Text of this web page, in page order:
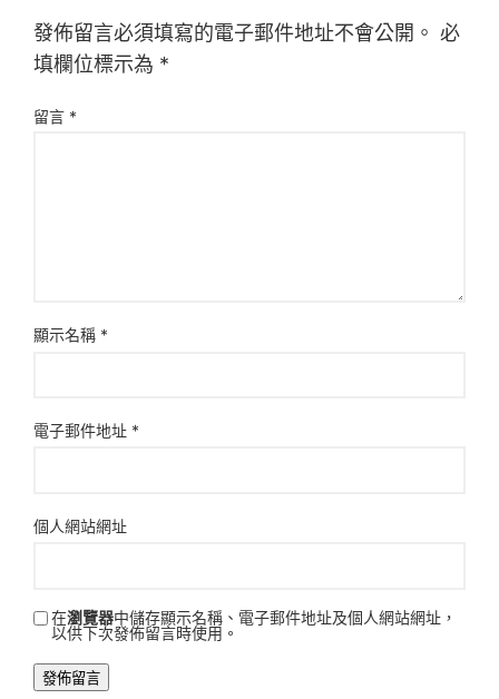
發佈留言必須填寫的電子郵件地址不會公開。 必
填欄位標示為 *
留言 *
顯示名稱 *
電子郵件地址 *
個人網站網址
在瀏覽器中儲存顯示名稱、電子郵件地址及個人網站網址，
以供下次發佈留言時使用。